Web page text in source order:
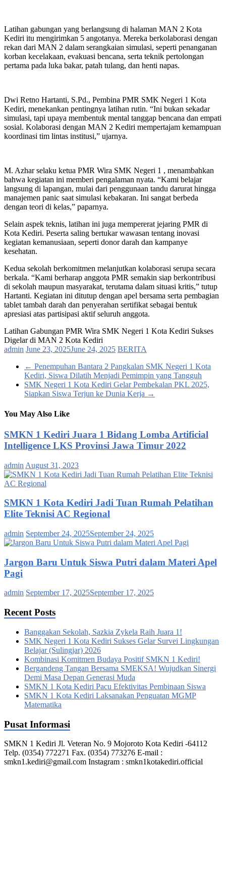
Latihan gabungan yang berlangsung di halaman MAN 2 Kota
Kediri itu mengirimkan 5 angotanya. Mereka berkolaborasi dengan
rekan dari MAN 2 dalam serangkaian simulasi, seperti penanganan
korban kecelakaan, evakuasi bencana, serta teknik pertolongan
pertama pada luka bakar, patah tulang, dan henti napas.
Dwi Retno Hartanti, S.Pd., Pembina PMR SMK Negeri 1 Kota
Kediri, menekankan pentingnya latihan rutin. “Ini bukan sekadar
simulasi, tapi upaya membentuk mental tanggap bencana dan empati
sosial. Kolaborasi dengan MAN 2 Kediri mempertajam kemampuan
koordinasi tim lintas institusi,” ujarnya.
M. Azhar selaku ketua PMR Wira SMK Negeri 1 , menambahkan
bahwa kegiatan ini memberi pengalaman nyata. “Kami belajar
langsung di lapangan, mulai dari penggunaan tandu darurat hingga
manajemen panic saat simulasi kebakaran. Ini sangat berbeda
dengan teori di kelas,” paparnya.
Selain aspek teknis, latihan ini juga mempererat jejaring PMR di
Kota Kediri. Peserta saling bertukar wawasan tentang inovasi
kegiatan kemanusiaan, seperti donor darah dan kampanye
kesehatan.
Kedua sekolah berkomitmen melanjutkan kolaborasi serupa secara
berkala. “Kami berharap anggota PMR semakin siap berkontribusi
di sekolah maupun masyarakat, terutama dalam situasi kritis,” tutup
Hartanti. Kegiatan ini ditutup dengan apel bersama serta pembagian
tablet tambah darah dan penyerahan sertifikat sebagai bentuk
apresiasi atas partisipasi aktif seluruh anggota.
Latihan Gabungan PMR Wira SMK Negeri 1 Kota Kediri Sukses
Digelar di MAN 2 Kota Kediri
admin June 23, 2025June 24, 2025 BERITA
← Penempuhan Bantara 2 Pangkalan SMK Negeri 1 Kota
Kediri, Siswa Dilatih Menjadi Pemimpin yang Tangguh
SMK Negeri 1 Kota Kediri Gelar Pembekalan PKL 2025,
Siapkan Siswa Terjun ke Dunia Kerja →
You May Also Like
SMKN 1 Kediri Juara 1 Bidang Lomba Artificial
Intelligence LKS Provinsi Jawa Timur 2022
admin August 31, 2023
SMKN 1 Kota Kediri Jadi Tuan Rumah Pelatihan
Elite Teknisi AC Regional
admin September 24, 2025September 24, 2025
Jargon Baru Untuk Siswa Putri dalam Materi Apel
Pagi
admin September 17, 2025September 17, 2025
Recent Posts
Banggakan Sekolah, Sazkia Zykela Raih Juara 1!
SMK Negeri 1 Kota Kediri Sukses Gelar Survei Lingkungan
Belajar (Sulingjar) 2026
Kombinasi Komitmen Budaya Positif SMKN 1 Kediri!
Bergandeng Tangan Bersama SMEKSA! Wujudkan Sinergi
Demi Masa Depan Generasi Muda
SMKN 1 Kota Kediri Pacu Efektivitas Pembinaan Siswa
SMKN 1 Kota Kediri Laksanakan Penguatan MGMP
Matematika
Pusat Informasi
SMKN 1 Kediri Jl. Veteran No. 9 Mojoroto Kota Kediri -64112
Telp. (0354) 772271 Fax. (0354) 773276 E-mail :
smkn1.kediri@gmail.com Instagram : smkn1kotakediri.official